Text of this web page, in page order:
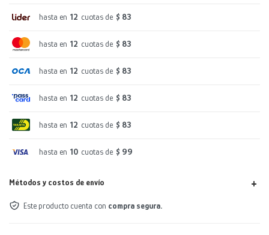
hasta en 12 cuotas de $ 83
hasta en 12 cuotas de $ 83
hasta en 12 cuotas de $ 83
hasta en 12 cuotas de $ 83
hasta en 12 cuotas de $ 83
hasta en 10 cuotas de $ 99
Métodos y costos de envío
Este producto cuenta con compra segura.